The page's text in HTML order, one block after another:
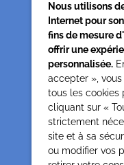
62
Nous utilisons
Internet pour
fins de mesure
offrir une
personnalisée.
accepter »,
tous les cookies
cliquant sur «
strictement
site et à sa
ou modifier vos